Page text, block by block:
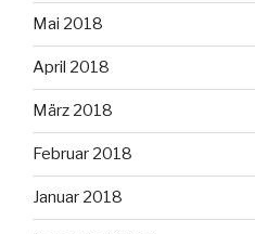
Mai 2018
April 2018
März 2018
Februar 2018
Januar 2018